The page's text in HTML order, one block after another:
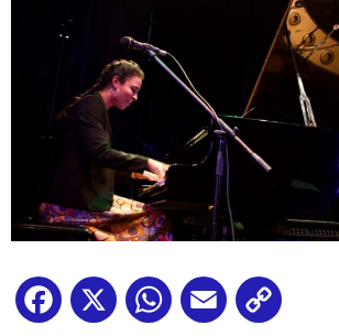
Facebook
X WhatsApp
Email